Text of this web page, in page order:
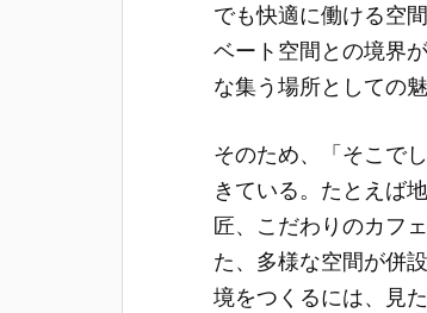
でも快適に働ける空
ベート空間との境界
な集う場所としての
そのため、「そこで
きている。たとえば
匠、こだわりのカフ
た、多様な空間が併
境をつくるには、見